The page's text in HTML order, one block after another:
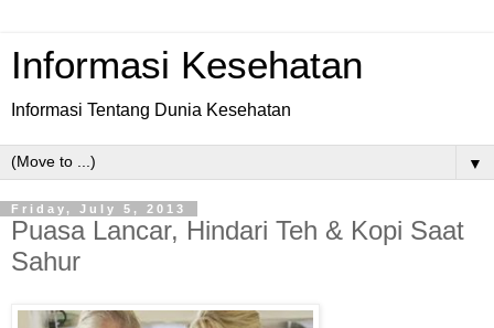
Informasi Kesehatan
Informasi Tentang Dunia Kesehatan
▼
Friday, July 5, 2013
Puasa Lancar, Hindari Teh & Kopi Saat
Sahur